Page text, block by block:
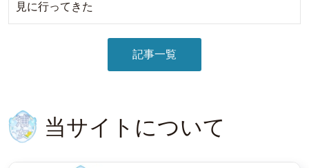
見に行ってきた
記事一覧
当サイトについて